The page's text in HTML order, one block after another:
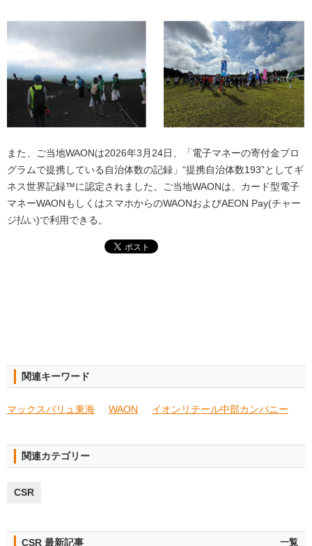
また、ご当地WAONは2026年3月24日、「電子マネーの寄付金プロ
グラムで提携している自治体数の記録」“提携自治体数193”としてギ
ネス世界記録™に認定されました。ご当地WAONは、カード型電子
マネーWAONもしくはスマホからのWAONおよびAEON Pay(チャー
ジ払い)で利用できる。
関連キーワード
マックスバリュ東海 WAON イオンリテール中部カンパニー
関連カテゴリー
CSR
CSR 最新記事 一覧